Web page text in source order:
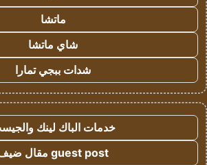
ماتشا
شاي ماتشا
شدات ببجي تمارا
خدمات الباك لينك
guest post مقال ضيف